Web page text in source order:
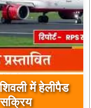
में हेलीपैड
सक्रिय
नदी में नाव
मिला